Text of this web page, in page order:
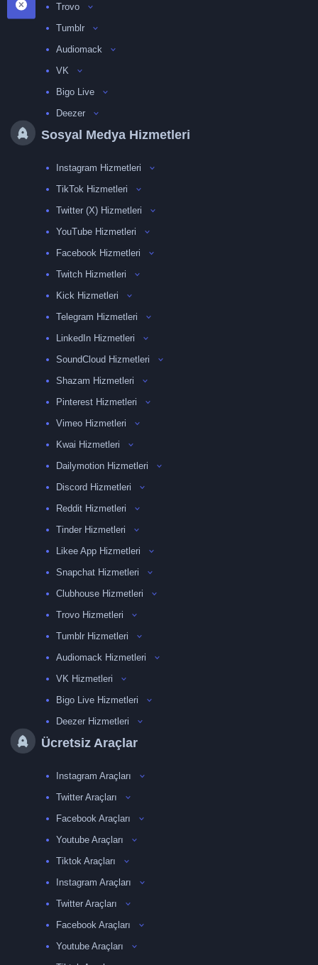
Trovo
Tumblr
Audiomack
VK
Bigo Live
Deezer
Sosyal Medya Hizmetleri
Instagram Hizmetleri
TikTok Hizmetleri
Twitter (X) Hizmetleri
YouTube Hizmetleri
Facebook Hizmetleri
Twitch Hizmetleri
Kick Hizmetleri
Telegram Hizmetleri
LinkedIn Hizmetleri
SoundCloud Hizmetleri
Shazam Hizmetleri
Pinterest Hizmetleri
Vimeo Hizmetleri
Kwai Hizmetleri
Dailymotion Hizmetleri
Discord Hizmetleri
Reddit Hizmetleri
Tinder Hizmetleri
Likee App Hizmetleri
Snapchat Hizmetleri
Clubhouse Hizmetleri
Trovo Hizmetleri
Tumblr Hizmetleri
Audiomack Hizmetleri
VK Hizmetleri
Bigo Live Hizmetleri
Deezer Hizmetleri
Ücretsiz Araçlar
Instagram Araçları
Twitter Araçları
Facebook Araçları
Youtube Araçları
Tiktok Araçları
Instagram Araçları
Twitter Araçları
Facebook Araçları
Youtube Araçları